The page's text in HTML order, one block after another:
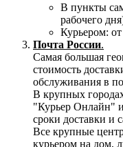
В пункты
рабочего
Курьером:
Почта России.
Самая большая
стоимость
обслуживания в
В крупных
"Курьер Онлайн"
сроки доставки и
Все крупные
курьером на дом,